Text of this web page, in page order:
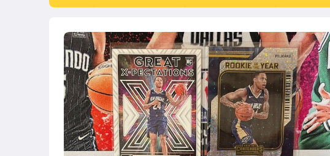
偶像、球員卡與郵幣
運動、戶外與休閒